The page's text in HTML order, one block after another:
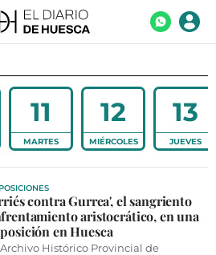
11
MARTES
12
MIÉRCOLES
13
JUEVES
contra Gurrea', el sangriento
aristocrático, en una
en Huesca
Histórico Provincial de